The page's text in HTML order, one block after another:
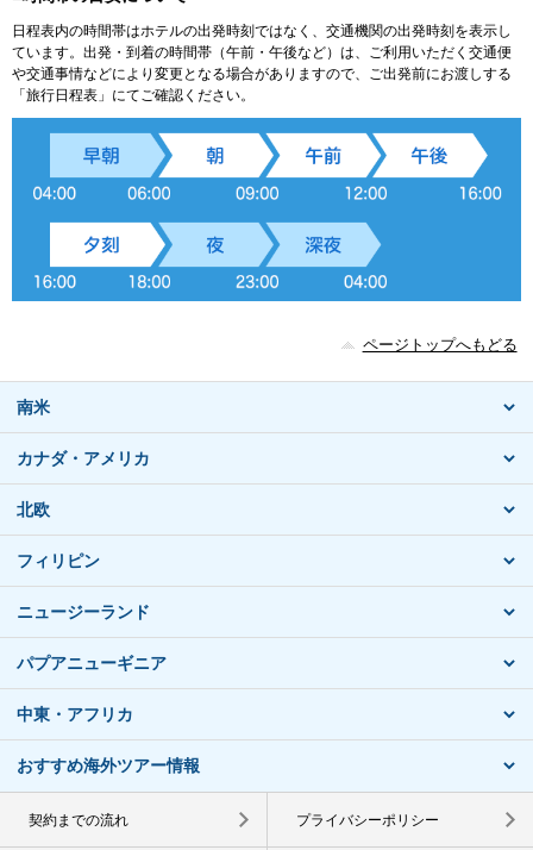
日程表内の時間帯はホテルの出発時刻ではなく、交通機関の出発時刻を表示し
ています。出発・到着の時間帯（午前・午後など）は、ご利用いただく交通便
や交通事情などにより変更となる場合がありますので、ご出発前にお渡しする
「旅行日程表」にてご確認ください。
ページトップへもどる
南米
カナダ・アメリカ
北欧
フィリピン
ニュージーランド
パプアニューギニア
中東・アフリカ
おすすめ海外ツアー情報
契約までの流れ プライバシーポリシー